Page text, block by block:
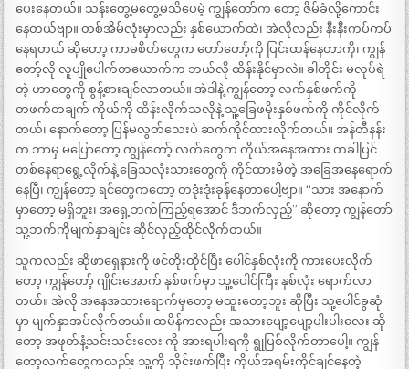
ပေးနေတယ်။ သန်းတွေ့မတွေ့မသိပေမဲ့ ကျွန်တော်က တော့ ဇိမ်ခံလို့ကောင်း
နေတယ်ဗျာ။ တစ်အိမ်လုံးမှာလည်း နှစ်ယောက်ထဲ၊ အဲလိုလည်း နီးနီးကပ်ကပ်
နေရတယ် ဆိုတော့ ကာမစိတ်တွေက တော်တော့်ကို ပြင်းထန်နေတာကို၊ ကျွန်
တော့်လို လူပျိုပေါက်တယောက်က ဘယ်လို ထိန်းနိုင်မှာလဲ။ ခါတိုင်း မလုပ်ရဲ
တဲ့ ဟာတွေကို စွန့်စားချင်လာတယ်။ အဲဒါနဲ့ ကျွန်တော့ လက်နှစ်ဖက်ကို
တဖက်တချက် ကိုယ်ကို ထိန်းလိုက်သလိုနဲ့ သူ့ခြေဖမိုးနှစ်ဖက်ကို ကိုင်လိုက်
တယ်၊ နောက်တော့ ပြန်မလွတ်သေးပဲ ဆက်ကိုင်ထားလိုက်တယ်။ အန်တီနန်း
က ဘာမှ မပြောတော့ ကျွန်တော့် လက်တွေက ကိုယ်အနေအထား တခါပြင်
တစ်နေရာရွေ့လိုက်နဲ့ ခြေသလုံးသားတွေကို ကိုင်ထားမိတဲ့ အခြေအနေရောက်
နေပြီ၊ ကျွန်တော့ ရင်တွေကတော့ တဒုံးဒုံးခုန်နေတာပေါ့ဗျာ။ “သား အနောက်
မှာတော့ မရှိဘူး၊ အရှေ့ဘက်ကြည့်ရအောင် ဒီဘက်လှည့်” ဆိုတော့ ကျွန်တော်
သူ့ဘက်ကိုမျက်နှာချင်း ဆိုင်လှည့်ထိုင်လိုက်တယ်။
သူကလည်း ဆိုဖာရှေနားကို ဖင်တိုးထိုင်ပြီး ပေါင်နှစ်လုံးကို ကားပေးလိုက်
တော့ ကျွန်တော့် ဂျိုင်းအောက် နှစ်ဖက်မှာ သူ့ပေါင်ကြီး နှစ်လုံး ရောက်လာ
တယ်။ အဲလို အနေအထားရောက်မှတော့ မထူးတော့ဘူး ဆိုပြီး သူ့ပေါင်ခွဆုံ
မှာ မျက်နှာအပ်လိုက်တယ်။ ထမိန်ကလည်း အသားပျော့ပျော့ပါးပါးလေး ဆို
တော့ အဖုတ်နံ့သင်းသင်းလေး ကို အားရပါးရကို ရွုပြစ်လိုက်တာပေါ့။ ကျွန်
တော့လက်တွေကလည်း သူ့ကို သိုင်းဖက်ပြီး ကိုယ်အရမ်းကိုင်ချင်နေတဲ့